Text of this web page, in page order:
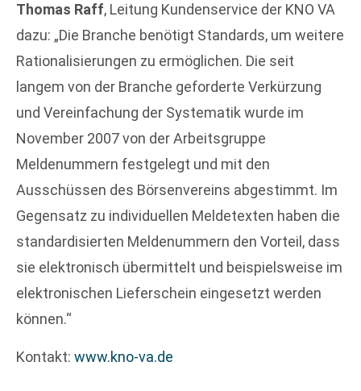
Thomas Raff, Leitung Kundenservice der KNO VA
dazu: „Die Branche benötigt Standards, um weitere
Rationalisierungen zu ermöglichen. Die seit
langem von der Branche geforderte Verkürzung
und Vereinfachung der Systematik wurde im
November 2007 von der Arbeitsgruppe
Meldenummern festgelegt und mit den
Ausschüssen des Börsenvereins abgestimmt. Im
Gegensatz zu individuellen Meldetexten haben die
standardisierten Meldenummern den Vorteil, dass
sie elektronisch übermittelt und beispielsweise im
elektronischen Lieferschein eingesetzt werden
können.“
Kontakt: www.kno-va.de